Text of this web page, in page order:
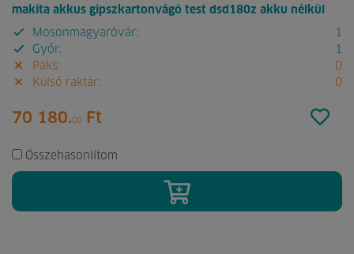
makita akkus gipszkartonvágó test dsd180z akku nélkül
Mosonmagyaróvár:
1
Győr:
1
Paks:
0
Külső raktár:
0
70 180.00 Ft
Összehasonlítom